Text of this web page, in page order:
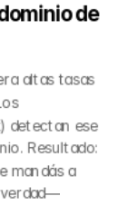
de
altas tasas
detectan ese
Resultado:
mandás a